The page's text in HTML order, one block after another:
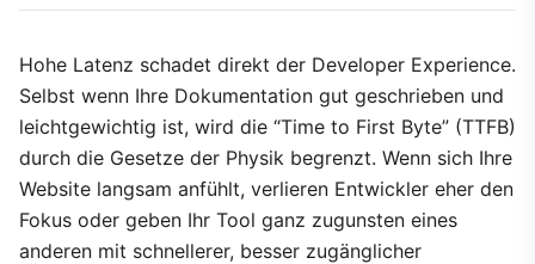
Hohe Latenz schadet direkt der Developer Experience.
Selbst wenn Ihre Dokumentation gut geschrieben und
leichtgewichtig ist, wird die “Time to First Byte” (TTFB)
durch die Gesetze der Physik begrenzt. Wenn sich Ihre
Website langsam anfühlt, verlieren Entwickler eher den
Fokus oder geben Ihr Tool ganz zugunsten eines
anderen mit schnellerer, besser zugänglicher